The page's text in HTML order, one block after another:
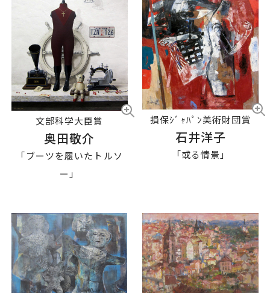
文部科学大臣賞
奥田敬介
「ブーツを履いたトルソ
ー」
損保ｼﾞｬﾊﾟﾝ美術財団賞
石井洋子
「或る情景」